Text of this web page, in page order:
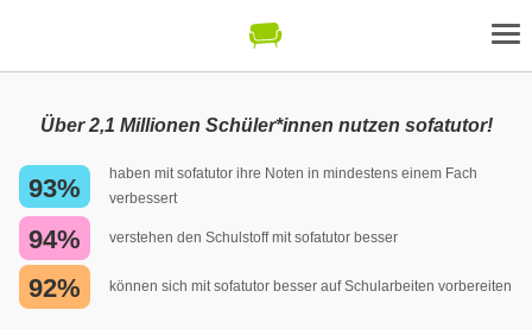
Über 2,1 Millionen Schüler*innen nutzen sofatutor!
93%
haben mit sofatutor ihre Noten in mindestens einem Fach
verbessert
94% verstehen den Schulstoff mit sofatutor besser
92% können sich mit sofatutor besser auf Schularbeiten vorbereiten